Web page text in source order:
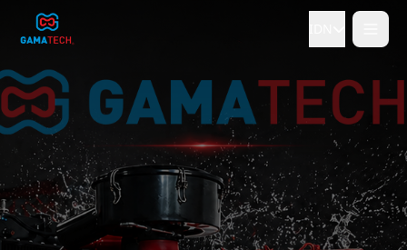
Tidak Ya